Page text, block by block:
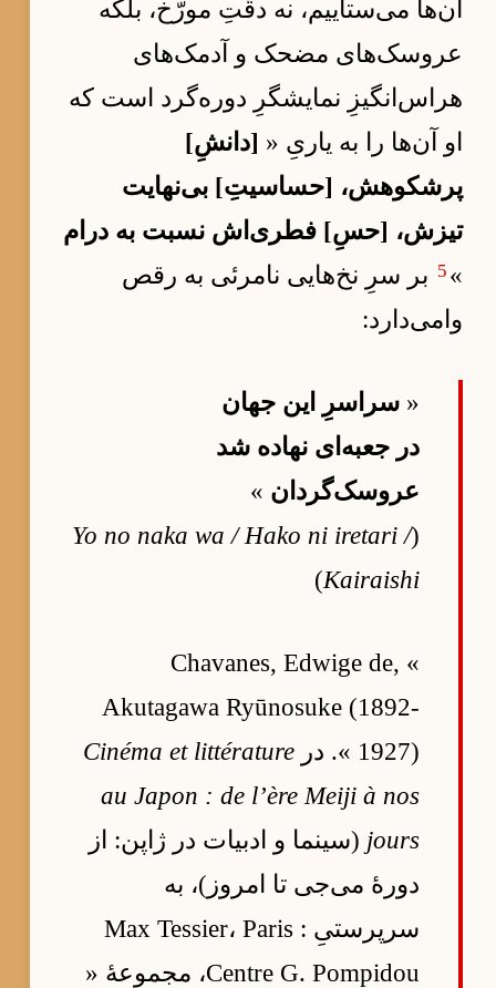
آن‌ها می‌ستاییم، نه دقّتِ مورّخ، بلکه
عروسک‌های مضحک و آدمک‌های
هراس‌انگیزِ نمایشگرِ دوره‌گرد است که
او آن‌ها را به یاریِ « [دانشِ]
پرشکوهش، [حساسیتِ] بی‌نهایت
تیزش، [حسِ] فطری‌اش نسبت به درام
»
5 بر سرِ نخ‌هایی نامرئی به رقص
وامی‌دارد:
« سراسرِ این جهان
در جعبه‌ای نهاده شد
عروسک‌گردان »
(
Yo no naka wa / Hako ni iretari /
Kairaishi
)
Chavanes, Edwige de, «
Akutagawa Ryūnosuke (1892-
1927) ». در
Cinéma et littérature
au Japon : de l’ère Meiji à nos
jours (سینما و ادبیات در ژاپن: از
دورهٔ می‌جی تا امروز)، به
سرپرستیِ Max Tessier، Paris :
Centre G. Pompidou، مجموعهٔ «